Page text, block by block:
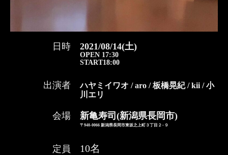
日時 2021/08/14(土)
OPEN 17:30
START18:00
出演者ハヤミイワオ / aro / 板橋晃紀 / kii / 小
川エリ
会場 新亀寿司(新潟県長岡市)
〒940-0066 新潟県長岡市東坂之上町３丁目２−９
定員 10名